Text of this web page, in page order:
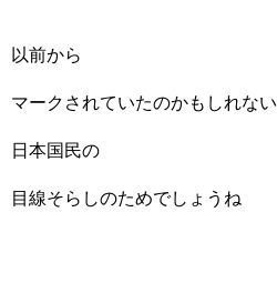
以前から
マークされていたのかもしれない
日本国民の
目線そらしのためでしょうね